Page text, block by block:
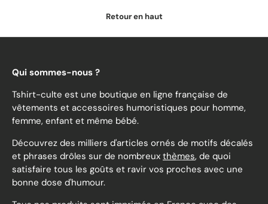
Retour en haut
Qui sommes-nous ?
Tshirt-culte est une boutique en ligne française de
vêtements et accessoires humoristiques pour homme,
femme, enfant et même bébé.
Découvrez des milliers d'articles ornés de motifs décalés
et phrases drôles sur de nombreux thèmes, de quoi
satisfaire tous les goûts et ravir vos proches avec une
bonne dose d'humour.